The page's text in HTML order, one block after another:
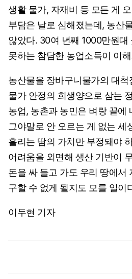
생활 물가, 자재비 등 모든 게
부담은 날로 심해졌는데, 농산
않았다. 30여 년째 1000만원대
못하는 참담한 농업소득이 이
농산물을 장바구니물가의 대
물가 안정의 희생양으로 삼는
농업, 농촌과 농민은 벼랑 끝에
그야말로 안 오르는 게 없는 세
흘리는 땀의 가치만 부정돼야
어려움을 외면해 생산 기반이
돈을 싸 들고 가도 우리 땅에서
구할 수 없게 될지도 모를 일이
이두현 기자